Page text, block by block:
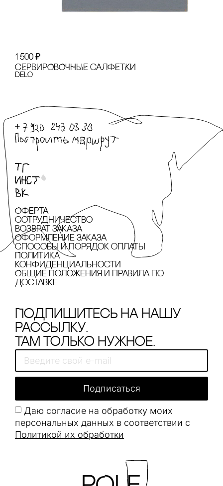
1 500 ₽
сЕРВИРОВОЧНЫЕ сАЛФЕТКИ
Delo
Оферта
сотрудничество
Возврат заказа
Оформление заказа
cпособы и порядок оплаты
Политика
конфиденциальности
Общие положения и правила по
доставке
Подпишитесь на нашу
рассылку.
Там только нужное.
Даю согласие на обработку моих
персональных данных в соответствии с
Политикой их обработки
Подписаться